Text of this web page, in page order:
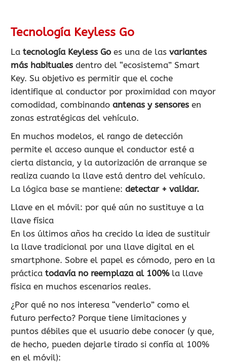
Tecnología Keyless Go
La tecnología Keyless Goes una de las variantes
más habituales dentro del “ecosistema” Smart
Key. Su objetivo es permitir que el coche
identifique al conductor por proximidad con mayor
comodidad, combinando antenas y sensores en
zonas estratégicas del vehículo.
En muchos modelos, el rango de detección
permite el acceso aunque el conductor esté a
cierta distancia, y la autorización de arranque se
realiza cuando la llave está dentro del vehículo.
La lógica base se mantiene: detectar + validar.
Llave en el móvil: por qué aún no sustituye a la
llave física
En los últimos años ha crecido la idea de sustituir
la llave tradicional por una llave digital en el
smartphone. Sobre el papel es cómodo, pero en la
práctica todavía no reemplaza al 100%la llave
física en muchos escenarios reales.
¿Por qué no nos interesa “venderlo” como el
futuro perfecto? Porque tiene limitaciones y
puntos débiles que el usuario debe conocer (y que,
de hecho, pueden dejarle tirado si confía al 100%
en el móvil):